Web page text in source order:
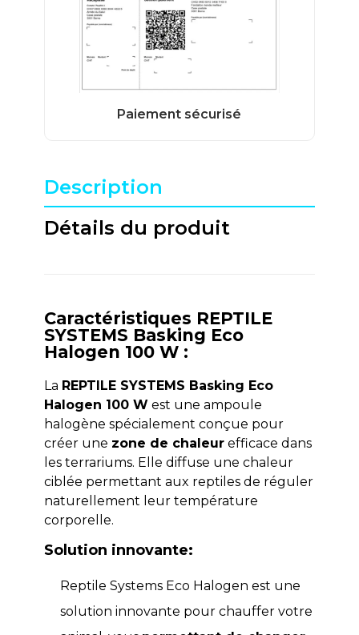
Description
Détails du produit
Caractéristiques REPTILE
SYSTEMS Basking Eco
Halogen 100 W :
La REPTILE SYSTEMS Basking Eco
Halogen 100 West une ampoule
halogène spécialement conçue pour
créer une zone de chaleurefficace dans
les terrariums. Elle diffuse une chaleur
ciblée permettant aux reptiles de réguler
naturellement leur température
corporelle.
Solution innovante:
Reptile Systems Eco Halogen est une
solution innovante pour chauffer votre